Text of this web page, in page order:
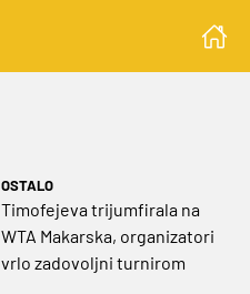
OSTALO
Timofejeva trijumfirala na
WTA Makarska, organizatori
vrlo zadovoljni turnirom